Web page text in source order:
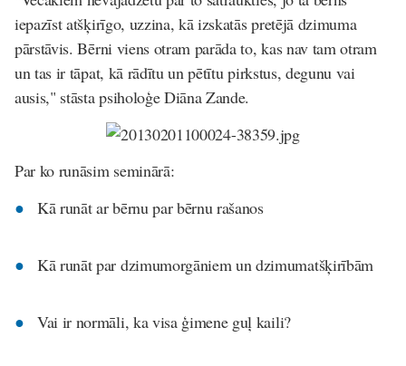
iepazīst atšķirīgo, uzzina, kā izskatās pretējā dzimuma
pārstāvis. Bērni viens otram parāda to, kas nav tam otram
un tas ir tāpat, kā rādītu un pētītu pirkstus, degunu vai
ausis," stāsta psiholoģe Diāna Zande.
Par ko runāsim seminārā:
Kā runāt ar bērnu par bērnu rašanos
Kā runāt par dzimumorgāniem un dzimumatšķirībām
Vai ir normāli, ka visa ģimene guļ kaili?